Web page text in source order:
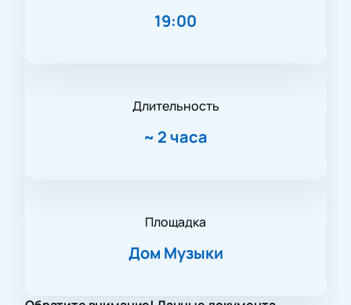
19:00
Длительность
~ 2 часа
Площадка
Дом Музыки